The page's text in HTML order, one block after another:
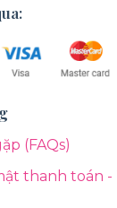
(FAQs)
thanh toán